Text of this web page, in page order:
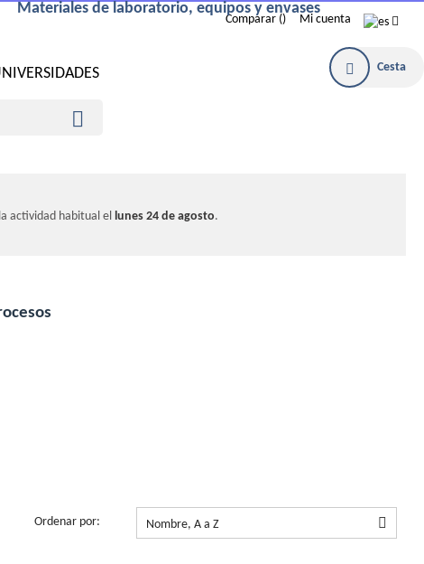
Comparar Mi cuenta
Materiales de laboratorio, equipos y envases

Cesta
actividad habitual el lunes 24 de agosto.
Ordenar por: Nombre, A a Z 